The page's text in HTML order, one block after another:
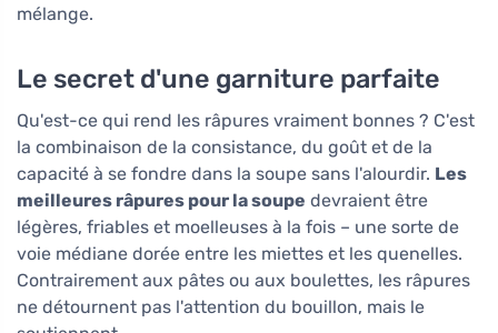
mélange.
Le secret d'une garniture parfaite
Qu'est-ce qui rend les râpures vraiment bonnes ? C'est
la combinaison de la consistance, du goût et de la
capacité à se fondre dans la soupe sans l'alourdir. Les
meilleures râpures pour la soupe devraient être
légères, friables et moelleuses à la fois – une sorte de
voie médiane dorée entre les miettes et les quenelles.
Contrairement aux pâtes ou aux boulettes, les râpures
ne détournent pas l'attention du bouillon, mais le